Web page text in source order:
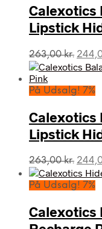
317,00
Calexotics
Lipstick
263,00kr. Den
var:
På Udsalg! 7%
Calexotics
Lipstick
263,00kr. Den
pris
På Udsalg! 7%
Calexotics